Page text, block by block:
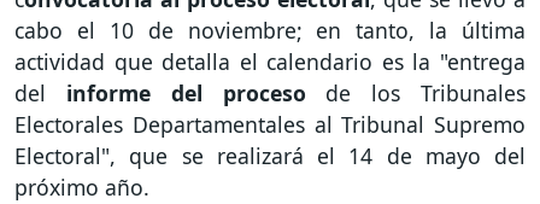
cabo el 10 de noviembre; en tanto, la última
actividad que detalla el calendario es la "entrega
del informe del proceso de los Tribunales
Electorales Departamentales al Tribunal Supremo
Electoral", que se realizará el 14 de mayo del
próximo año.